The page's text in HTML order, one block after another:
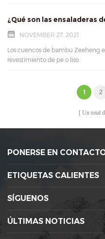
¿Qué son las ensaladeras
NOVEMBER 27, 2021
Los cuencos de bambú Zeeheng
revestimiento de pe o liso.
1 2
Un total
PONERSE EN
ETIQUETAS CALIENTES
SÍGUENOS
ÚLTIMAS NOTICIAS